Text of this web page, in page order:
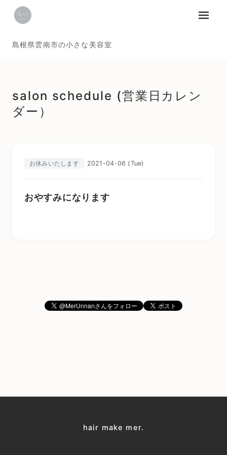
島根県雲南市の小さな美容室
メニュ
salon schedule (営業日カレン
ダー）
お休みいたします 2021-04-06 (Tue)
おやすみになります
hair make mer.